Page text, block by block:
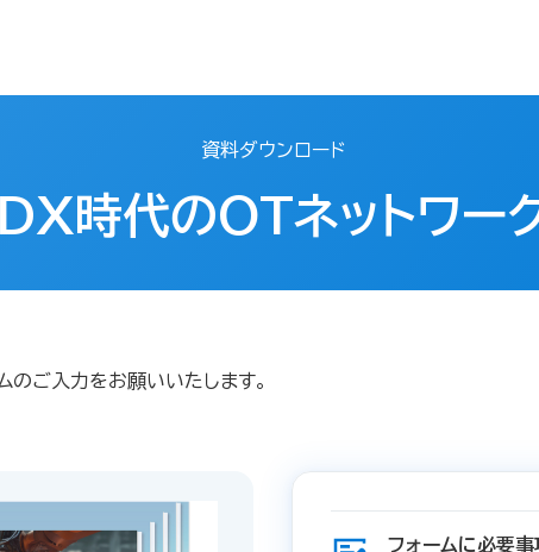
資料ダウンロード
時代のOTネットワー
のご入力をお願いいたします。
フォームに必要